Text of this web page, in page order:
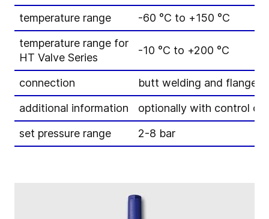
temperature range
-60 °C to +150 °C
temperature range for
HT Valve Series
-10 °C to +200 °C
connection
butt welding and flanged
additional information
optionally with control
set pressure range
2-8 bar